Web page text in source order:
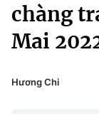
Chính trị
Xã hội
Pháp luật
Truyền
Văn hóa -
chàng
Mai
Hương Chi